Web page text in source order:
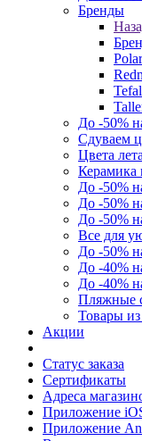
Бренды
Tefal
До -50%
Сдуваем
Цвета лета
Керамика
До -50%
До -50%
До -50%
Все для
До -50%
До -40%
До -40%
Пляжные
Товары из
Акции
Статус заказа
Сертификаты
Адреса
Приложение
Приложение